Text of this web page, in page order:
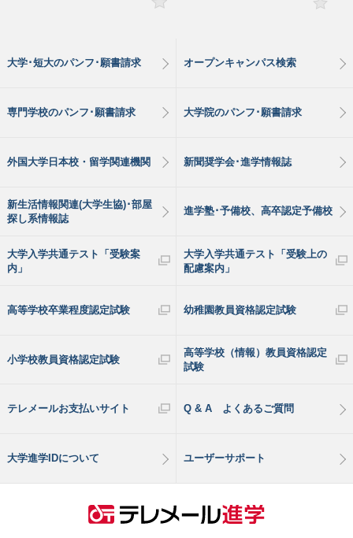
大学･短大のパンフ･願書請求 オープンキャンパス検索
専門学校のパンフ･願書請求 大学院のパンフ･願書請求
外国大学日本校・留学関連機関 新聞奨学会･進学情報誌
新生活情報関連(大学生協)･部屋
探し系情報誌
進学塾･予備校、高卒認定予備校
大学入学共通テスト「受験案
内」
大学入学共通テスト「受験上の
配慮案内」
高等学校卒業程度認定試験 幼稚園教員資格認定試験
小学校教員資格認定試験
高等学校（情報）教員資格認定
試験
テレメールお支払いサイト Q & A よくあるご質問
大学進学IDについて ユーザーサポート